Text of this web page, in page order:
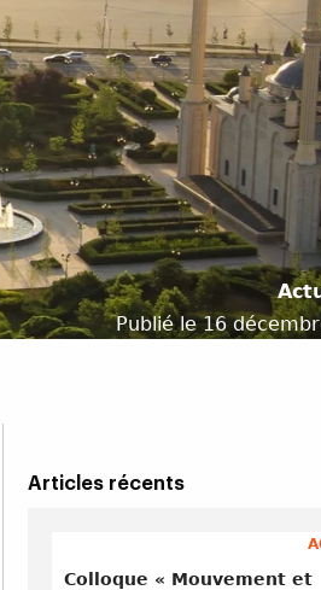
Publié le 16
Articles récents
Colloque « Mouvement et